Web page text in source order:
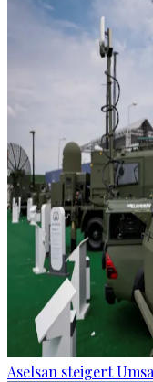
Aselsan steigert